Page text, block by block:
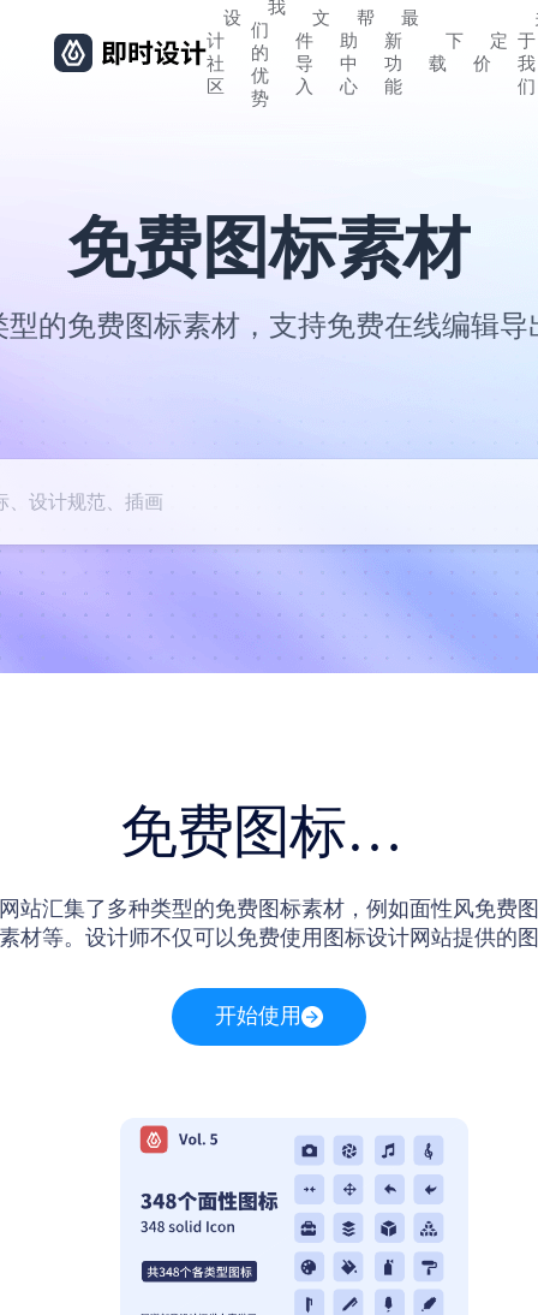
设
计
社
区
我
们
的
优
势
文
件
导
入
帮
助
中
心
最
新
功
能
下
载
定
价
于
我
们
免费图标素材
型的免费图标素材，支持免费在线编辑导
免费图标素材
站汇集了多种类型的免费图标素材，例如面性风免费
材等。设计师不仅可以免费使用图标设计网站提供的
开始使用